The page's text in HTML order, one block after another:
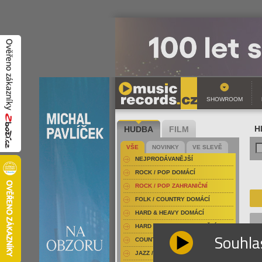
SHOWROOM
HUDBA FILM
VŠE NOVINKY
VE SLEVĚ
NEJPRODÁVANĚJŠÍ
ROCK / POP DOMÁCÍ
ROCK / POP ZAHRANIČNÍ
FOLK / COUNTRY DOMÁCÍ
HARD & HEAVY DOMÁCÍ
HARD & HEAVY ZAHRANIČNÍ
COUNTRY
JAZZ / BLUES